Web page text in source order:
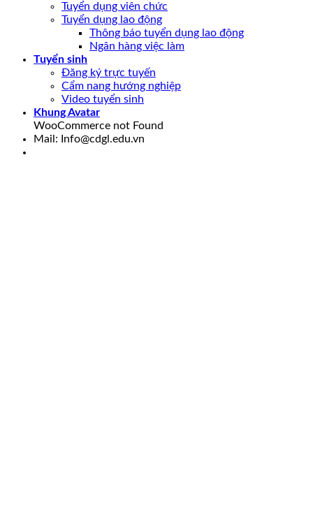
Tuyển dụng viên chức
Tuyển dụng lao động
Thông báo tuyển dụng lao động
Ngân hàng việc làm
Tuyển sinh
Đăng ký trực tuyến
Cẩm nang hướng nghiệp
Video tuyển sinh
Khung Avatar
WooCommerce not Found
Mail: Info@cdgl.edu.vn